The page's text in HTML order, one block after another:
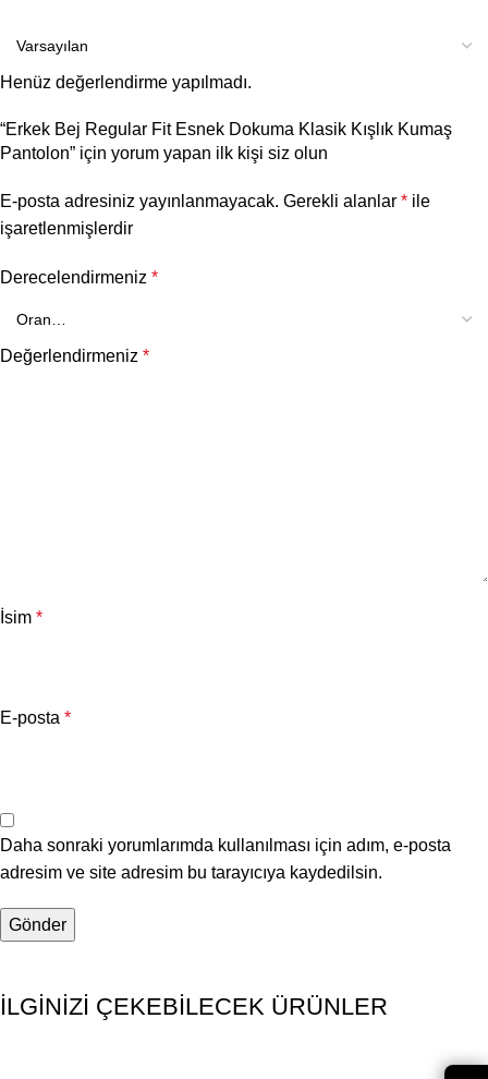
Henüz değerlendirme yapılmadı.
“Erkek Bej Regular Fit Esnek Dokuma Klasik Kışlık Kumaş
Pantolon” için yorum yapan ilk kişi siz olun
E-posta adresiniz yayınlanmayacak. Gerekli alanlar * ile
işaretlenmişlerdir
Derecelendirmeniz *
Değerlendirmeniz *
İsim *
E-posta *
Daha sonraki yorumlarımda kullanılması için adım, e-posta
adresim ve site adresim bu tarayıcıya kaydedilsin.
İLGİNİZİ ÇEKEBİLECEK ÜRÜNLER